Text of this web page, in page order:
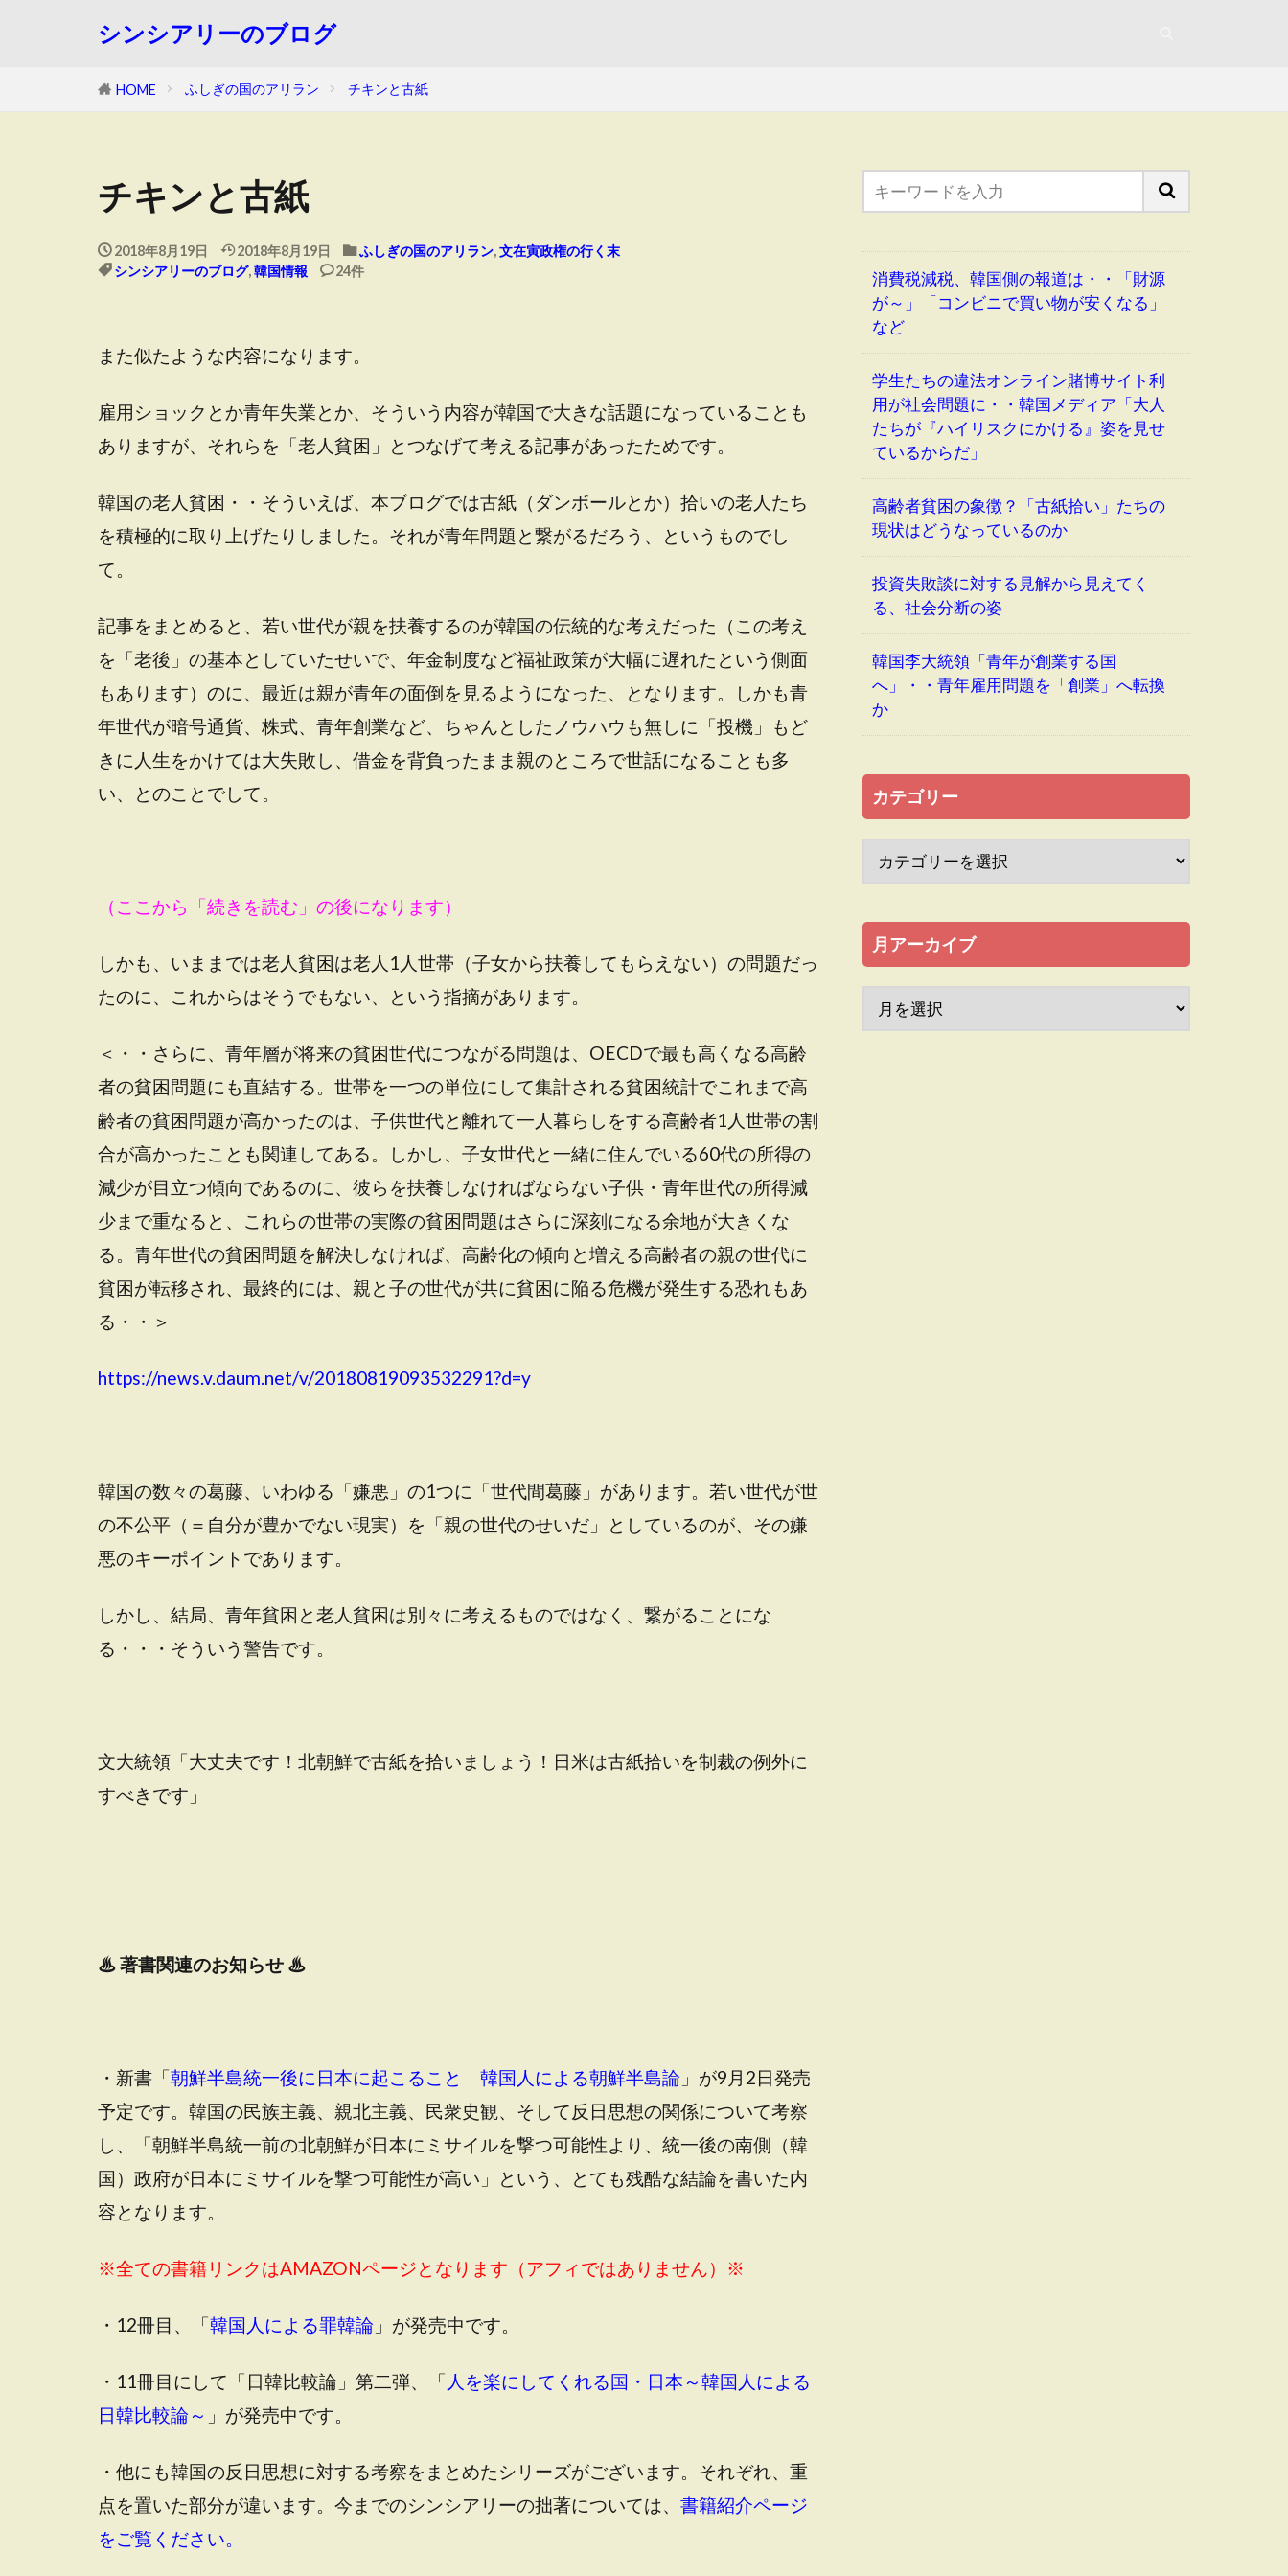
シンシアリーのブログ
HOME ふしぎの国のアリラン チキンと古紙
チキンと古紙
2018年8月19日 2018年8月19日 ふしぎの国のアリラン,文在寅政権の行く末
シンシアリーのブログ,韓国情報 24件
また似たような内容になります。
雇用ショックとか青年失業とか、そういう内容が韓国で大きな話題になっていることも
ありますが、それらを「老人貧困」とつなげて考える記事があったためです。
韓国の老人貧困・・そういえば、本ブログでは古紙（ダンボールとか）拾いの老人たち
を積極的に取り上げたりしました。それが青年問題と繋がるだろう、というものでし
て。
記事をまとめると、若い世代が親を扶養するのが韓国の伝統的な考えだった（この考え
を「老後」の基本としていたせいで、年金制度など福祉政策が大幅に遅れたという側面
もあります）のに、最近は親が青年の面倒を見るようになった、となります。しかも青
年世代が暗号通貨、株式、青年創業など、ちゃんとしたノウハウも無しに「投機」もど
きに人生をかけては大失敗し、借金を背負ったまま親のところで世話になることも多
い、とのことでして。
（ここから「続きを読む」の後になります）
しかも、いままでは老人貧困は老人1人世帯（子女から扶養してもらえない）の問題だっ
たのに、これからはそうでもない、という指摘があります。
＜・・さらに、青年層が将来の貧困世代につながる問題は、OECDで最も高くなる高齢
者の貧困問題にも直結する。世帯を一つの単位にして集計される貧困統計でこれまで高
齢者の貧困問題が高かったのは、子供世代と離れて一人暮らしをする高齢者1人世帯の割
合が高かったことも関連してある。しかし、子女世代と一緒に住んでいる60代の所得の
減少が目立つ傾向であるのに、彼らを扶養しなければならない子供・青年世代の所得減
少まで重なると、これらの世帯の実際の貧困問題はさらに深刻になる余地が大きくな
る。青年世代の貧困問題を解決しなければ、高齢化の傾向と増える高齢者の親の世代に
貧困が転移され、最終的には、親と子の世代が共に貧困に陥る危機が発生する恐れもあ
る・・＞
https://news.v.daum.net/v/20180819093532291?d=y
韓国の数々の葛藤、いわゆる「嫌悪」の1つに「世代間葛藤」があります。若い世代が世
の不公平（＝自分が豊かでない現実）を「親の世代のせいだ」としているのが、その嫌
悪のキーポイントであります。
しかし、結局、青年貧困と老人貧困は別々に考えるものではなく、繋がることにな
る・・・そういう警告です。
文大統領「大丈夫です！北朝鮮で古紙を拾いましょう！日米は古紙拾いを制裁の例外に
すべきです」
♨著書関連のお知らせ ♨
・新書「朝鮮半島統一後に日本に起こること 韓国人による朝鮮半島論 」が9月2日発売
予定です。韓国の民族主義、親北主義、民衆史観、そして反日思想の関係について考察
し、「朝鮮半島統一前の北朝鮮が日本にミサイルを撃つ可能性より、統一後の南側（韓
国）政府が日本にミサイルを撃つ可能性が高い」という、とても残酷な結論を書いた内
容となります。
※全ての書籍リンクはAMAZONページとなります（アフィではありません）※
・12冊目、「韓国人による罪韓論 」が発売中です。
・11冊目にして「日韓比較論」第二弾、「 人を楽にしてくれる国・日本～韓国人による
日韓比較論～ 」が発売中です。
・他にも韓国の反日思想に対する考察をまとめたシリーズがございます。それぞれ、重
点を置いた部分が違います。今までのシンシアリーの拙著については、 書籍紹介ページ
をご覧ください。
消費税減税、韓国側の報道は・・「財源
が～」「コンビニで買い物が安くなる」
など
学生たちの違法オンライン賭博サイト利
用が社会問題に・・韓国メディア「大人
たちが『ハイリスクにかける』姿を見せ
ているからだ」
高齢者貧困の象徴？「古紙拾い」たちの
現状はどうなっているのか
投資失敗談に対する見解から見えてく
る、社会分断の姿
韓国李大統領「青年が創業する国
へ」・・青年雇用問題を「創業」へ転換
か
カテゴリー
月アーカイブ